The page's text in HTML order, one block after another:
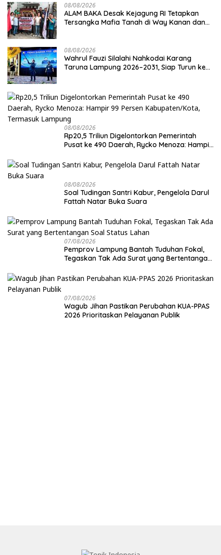
08/08/2026
ALAM BAKA Desak Kejagung RI Tetapkan
Tersangka Mafia Tanah di Way Kanan dan
08/08/2026
Wahrul Fauzi Silalahi Nahkodai Karang
Taruna Lampung 2026–2031, Siap Turun ke
08/08/2026
Rp20,5 Triliun Digelontorkan Pemerintah
Pusat ke 490 Daerah, Rycko Menoza: Hampir
Lampung
08/08/2026
Soal Tudingan Santri Kabur, Pengelola Darul
Fattah Natar Buka Suara
07/08/2026
Pemprov Lampung Bantah Tuduhan Fokal,
Tegaskan Tak Ada Surat yang Bertentangan
07/08/2026
Wagub Jihan Pastikan Perubahan KUA-PPAS
2026 Prioritaskan Pelayanan Publik